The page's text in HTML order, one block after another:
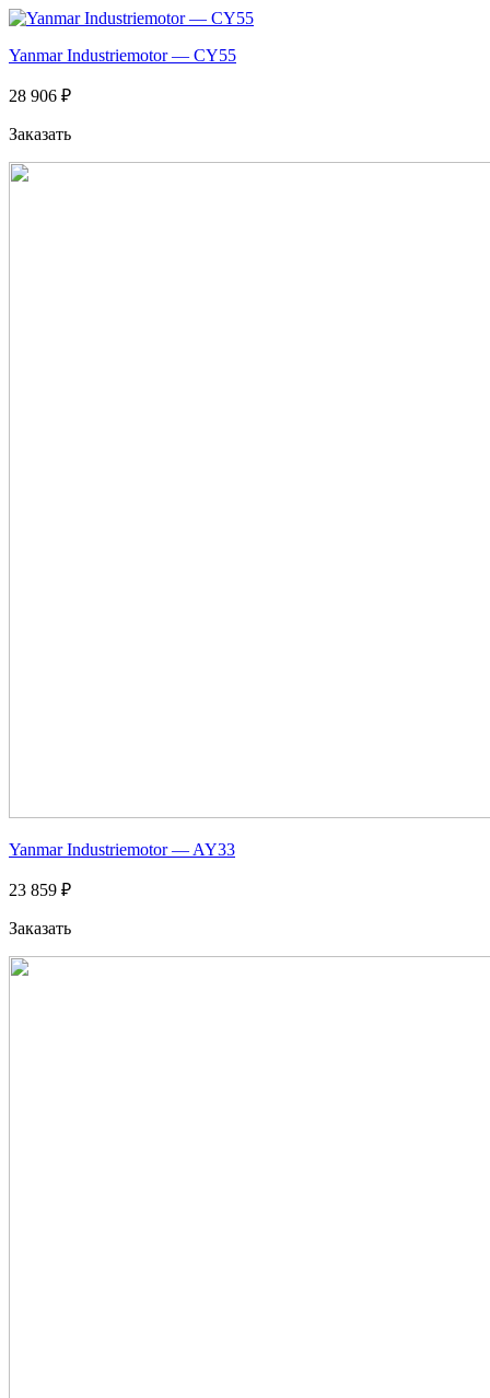
Yanmar Industriemotor — CY55
28 906 ₽
Заказать
Yanmar Industriemotor — AY33
23 859 ₽
Заказать